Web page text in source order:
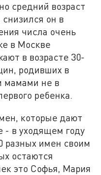
средний возраст
он в
числа очень
в Москве
в возрасте 30-
родивших в
мамами не в
ребенка.
которые дают
- в уходящем году
разных имен своим
остаются
это Софья, Мария